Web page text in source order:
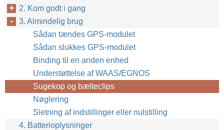
2. Kom godt i gang
3. Almindelig brug
Sådan tændes GPS-modulet
Sådan slukkes GPS-modulet
Binding til en anden enhed
Understøttelse af WAAS/EGNOS
Sugekop og bælteclips
Nøglering
Sletning af indstillinger eller nulstilling
4. Batterioplysninger